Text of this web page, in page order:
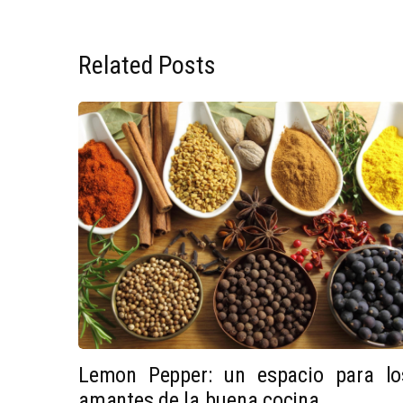
Related Posts
Lemon Pepper: un espacio para